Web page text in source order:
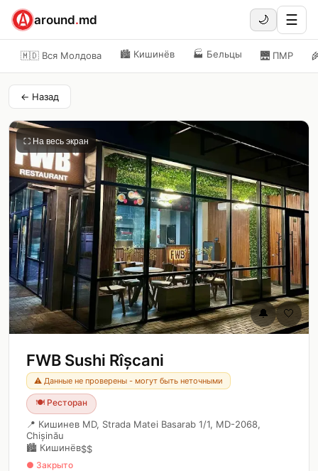
around.md 🌙 ☰
🇲🇩 Вся Молдова 🏙️ Кишинёв 🏭 Бельцы 🌉 ПМР
← Назад
⛶ На весь экран
🔔 🤍
FWB Sushi Rîșcani
⚠️ Данные не проверены - могут быть неточными
🍽️ Ресторан
📍 Кишинев MD, Strada Matei Basarab 1/1, MD-2068,
Chișinău
🏙️ Кишинёв$$
● Закрыто